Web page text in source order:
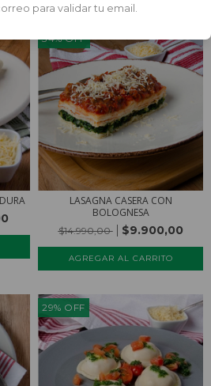
34%OFF
LASAGNA CASERA CON
BOLOGNESA
$14.990,00 $9.900,00
29% OFF
para validar tu email.